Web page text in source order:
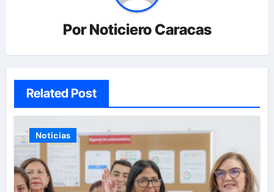
PorNoticiero Caracas
Related Post
Noticias